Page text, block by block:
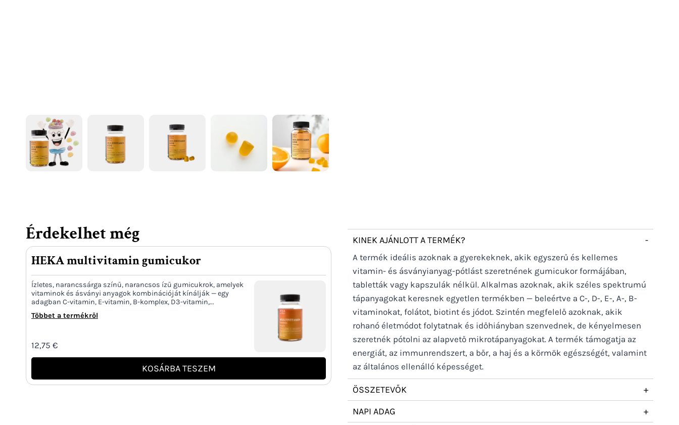
Érdekelhet még
HEKA multivitamin gumicukor
Ízletes, narancssárga színű, narancsos ízű gumicukrok, amelyek
vitaminok és ásványi anyagok kombinációját kínálják — egy
adagban C-vitamin, E-vitamin, B-komplex, D3-vitamin,...
Többet a termékről
12,75 €
KOSÁRBA TESZEM
KINEK AJÁNLOTT A TERMÉK? -
A termék ideális azoknak a gyerekeknek, akik egyszerű és kellemes
vitamin- és ásványianyag-pótlást szeretnének gumicukor formájában,
tabletták vagy kapszulák nélkül. Alkalmas azoknak, akik széles spektrumú
tápanyagokat keresnek egyetlen termékben — beleértve a C-, D-, E-, A-, B-
vitaminokat, folátot, biotint és jódot. Szintén megfelelő azoknak, akik
rohanó életmódot folytatnak és időhiányban szenvednek, de kényelmesen
szeretnék pótolni az alapvető mikrotápanyagokat. A termék támogatja az
energiát, az immunrendszert, a bőr, a haj és a körmök egészségét, valamint
az általános ellenálló képességet.
ÖSSZETEVŐK
+
NAPI ADAG
+